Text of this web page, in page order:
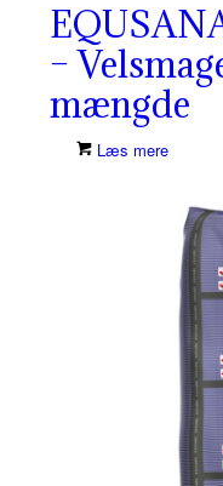
–
mængde
Læs mere